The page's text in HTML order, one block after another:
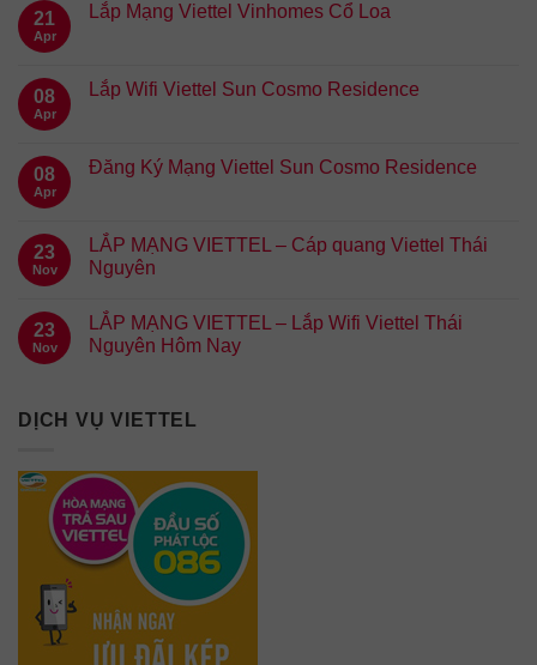
21
Apr
Lắp Mạng Viettel Vinhomes Cổ Loa
08
Apr
Lắp Wifi Viettel Sun Cosmo Residence
08
Apr
Đăng Ký Mạng Viettel Sun Cosmo Residence
23
Nov
LẮP MẠNG VIETTEL – Cáp quang Viettel Thái
Nguyên
23
Nov
LẮP MẠNG VIETTEL – Lắp Wifi Viettel Thái
Nguyên Hôm Nay
DỊCH VỤ VIETTEL